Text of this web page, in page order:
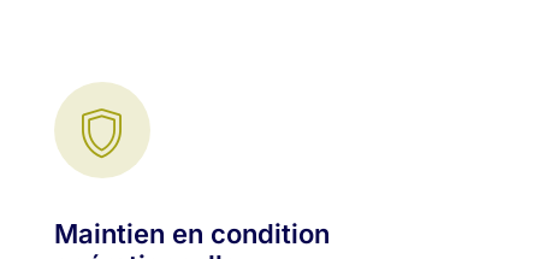
Maintien en condition